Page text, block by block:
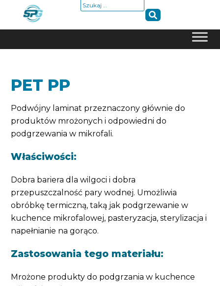
content
Szukaj:
PET PP
Podwójny laminat przeznaczony głównie do
produktów mrożonych i odpowiedni do
podgrzewania w mikrofali.
Właściwości:
Dobra bariera dla wilgoci i dobra
przepuszczalność pary wodnej. Umożliwia
obróbkę termiczną, taką jak podgrzewanie w
kuchence mikrofalowej, pasteryzacja, sterylizacja i
napełnianie na gorąco.
Zastosowania tego materiału:
Mrożone produkty do podgrzania w kuchence